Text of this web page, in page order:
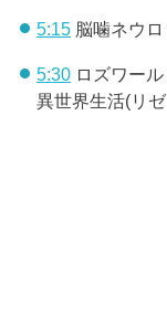
5:15脳噛ネウロ
5:30ロズワール
異世界生活(リゼ